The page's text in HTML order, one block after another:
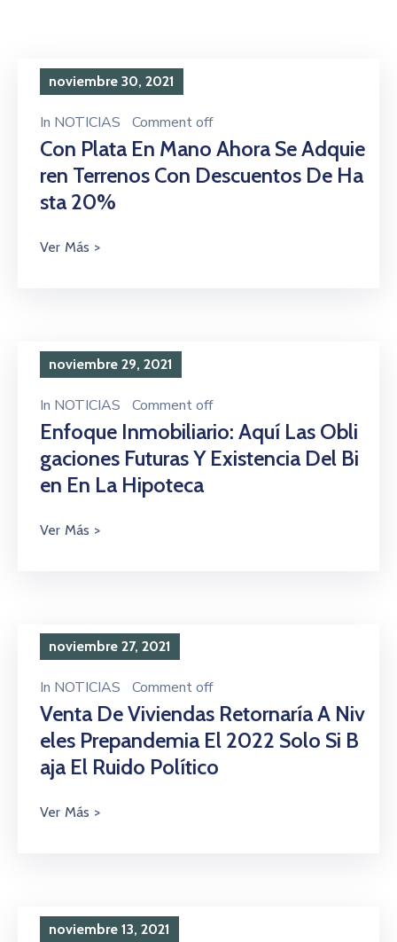
noviembre 30, 2021
In NOTICIAS Comment off
Con Plata En Mano Ahora Se Adquie
Ren Terrenos Con Descuentos De Ha
Sta 20%
noviembre 29, 2021
In NOTICIAS Comment off
Enfoque Inmobiliario: Aquí Las Obli
Gaciones Futuras Y Existencia Del Bi
En En La Hipoteca
noviembre 27, 2021
In NOTICIAS Comment off
Venta De Viviendas Retornaría A Niv
Eles Prepandemia El 2022 Solo Si B
Aja El Ruido Político
noviembre 13, 2021